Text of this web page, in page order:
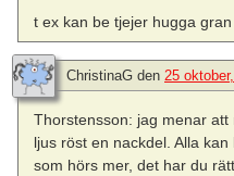
t ex kan be tjejer hugga gran
ChristinaG den 25
Thorstensson: jag menar
ljus röst en nackdel. Alla
som hörs mer, det har du rätt